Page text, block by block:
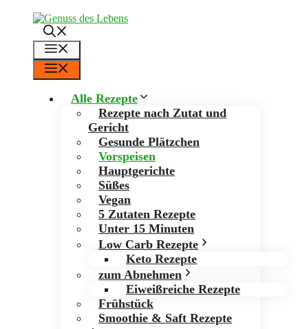
Alle Rezepte
Rezepte nach Zutat und
Gericht
Gesunde Plätzchen
Vorspeisen
Hauptgerichte
Süßes
Vegan
5 Zutaten Rezepte
Unter 15 Minuten
Low Carb Rezepte
Keto Rezepte
zum Abnehmen
Eiweißreiche Rezepte
Frühstück
Smoothie & Saft Rezepte